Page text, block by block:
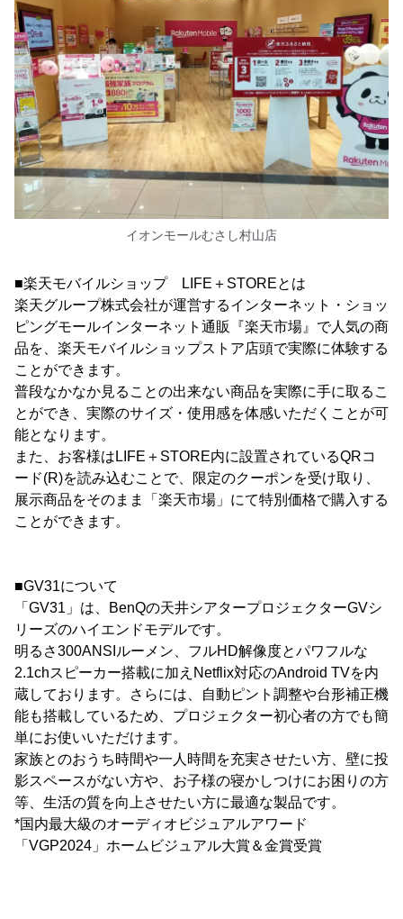
イオンモールむさし村山店
■楽天モバイルショップ LIFE＋STOREとは
楽天グループ株式会社が運営するインターネット・ショッ
ピングモールインターネット通販『楽天市場』で人気の商
品を、楽天モバイルショップストア店頭で実際に体験する
ことができます。
普段なかなか見ることの出来ない商品を実際に手に取るこ
とができ、実際のサイズ・使用感を体感いただくことが可
能となります。
また、お客様はLIFE＋STORE内に設置されているQRコ
ード(R)を読み込むことで、限定のクーポンを受け取り、
展示商品をそのまま「楽天市場」にて特別価格で購入する
ことができます。
■GV31について
「GV31」は、BenQの天井シアタープロジェクターGVシ
リーズのハイエンドモデルです。
明るさ300ANSIルーメン、フルHD解像度とパワフルな
2.1chスピーカー搭載に加えNetflix対応のAndroid TVを内
蔵しております。さらには、自動ピント調整や台形補正機
能も搭載しているため、プロジェクター初心者の方でも簡
単にお使いいただけます。
家族とのおうち時間や一人時間を充実させたい方、壁に投
影スペースがない方や、お子様の寝かしつけにお困りの方
等、生活の質を向上させたい方に最適な製品です。
*国内最大級のオーディオビジュアルアワード
「VGP2024」ホームビジュアル大賞＆金賞受賞